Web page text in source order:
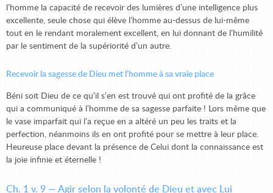
l’homme la capacité de recevoir des lumières d’une intelligence plus
excellente, seule chose qui élève l’homme au-dessus de lui-même
tout en le rendant moralement excellent, en lui donnant de l’humilité
par le sentiment de la supériorité d’un autre.
Recevoir la sagesse de Dieu met l’homme à sa vraie place
Béni soit Dieu de ce qu’il s’en est trouvé qui ont profité de la grâce
qui a communiqué à l’homme de sa sagesse parfaite ! Lors même que
le vase imparfait qui l’a reçue en a altéré un peu les traits et la
perfection, néanmoins ils en ont profité pour se mettre à leur place.
Heureuse place devant la présence de Celui dont la connaissance est
la joie infinie et éternelle !
Ch. 1 v. 9 — Agir selon la volonté de Dieu et avec Lui